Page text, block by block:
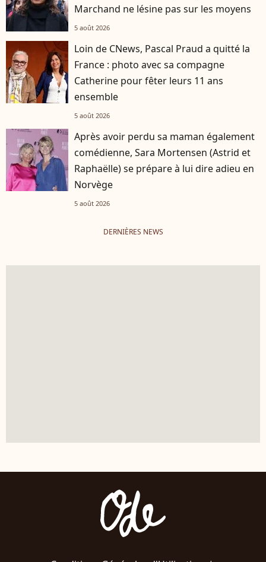
Marchand ne lésine pas sur les moyens
5 août 2026
Loin de CNews, Pascal Praud a quitté la
France : photo avec sa compagne
Catherine pour fêter leurs 11 ans
ensemble
5 août 2026
Après avoir perdu sa maman également
comédienne, Sara Mortensen (Astrid et
Raphaëlle) se prépare à lui dire adieu en
Norvège
5 août 2026
DERNIÈRES NEWS